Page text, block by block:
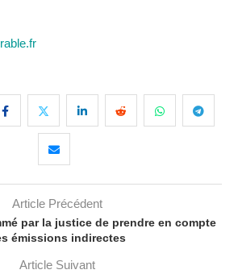
Article Précédent
par la justice de prendre en compte
émissions indirectes
Article Suivant